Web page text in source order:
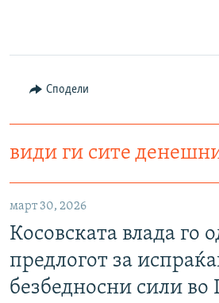
Сподели
види ги сите
март 30, 2026
Косовската влада го
предлогот за
безбедносни сили во